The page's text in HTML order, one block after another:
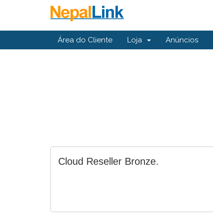
Área do Cliente Loja Anúncios
Cloud Reseller Bronze.